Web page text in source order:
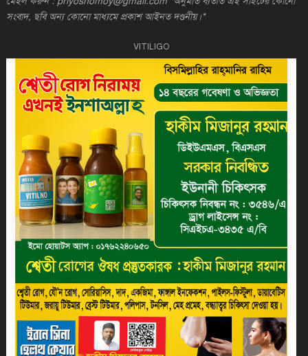
সংবাদ, ছবি অন্য কোনো মাধ্যমে প্রকাশ আইনত দণ্ডনীয়।*
VITILIGO